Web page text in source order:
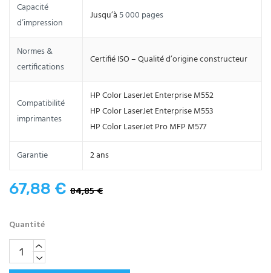
Capacité
d’impression
Jusqu’à 5 000 pages
Normes &
certifications
Certifié ISO – Qualité d’origine constructeur
Compatibilité
imprimantes
HP Color LaserJet Enterprise M552
HP Color LaserJet Enterprise M553
HP Color LaserJet Pro MFP M577
Garantie 2 ans
67,88 € 84,85 €
Quantité